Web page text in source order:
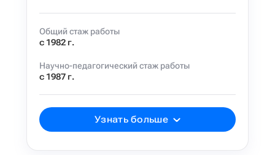
Узнать больше
Общий стаж работы
с 1982 г.
Научно-педагогический стаж работы
с 1987 г.